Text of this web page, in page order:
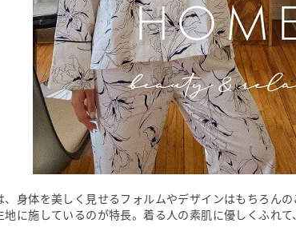
、身体を美しく見せるフォルムやデザインはもちろん
地に施しているのが特長。着る人の素肌に優しくふれ